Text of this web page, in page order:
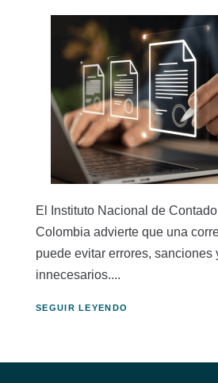
El Instituto Nacional de
Colombia advierte que una
puede evitar errores, sanciones
innecesarios....
SEGUIR LEYENDO